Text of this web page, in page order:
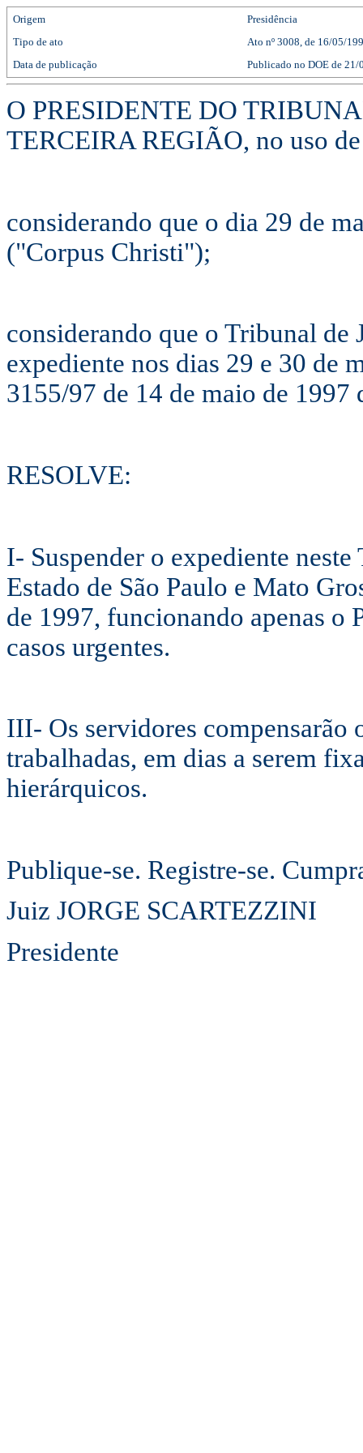
Origem
Presidência
Tipo de ato
Ato nº 3008, de 16/05/
Data de publicação
Publicado no DOE de 21/
O PRESIDENTE DO
TERCEIRA REGIÃO, no uso
considerando que o dia 29 de
("Corpus Christi");
considerando que o Tribunal de
expediente nos dias 29 e 30 de
3155/97 de 14 de maio de 1997
RESOLVE:
I- Suspender o expediente
Estado de São Paulo e Mato
de 1997, funcionando apenas o
casos urgentes.
III- Os servidores compensarão
trabalhadas, em dias a serem
hierárquicos.
Publique-se. Registre-se.
Juiz JORGE SCARTEZZINI
Presidente